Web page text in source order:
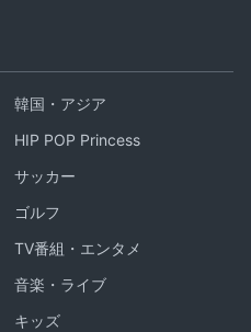
韓国・アジア
HIP POP Princess
サッカー
ゴルフ
TV番組・エンタメ
音楽・ライブ
キッズ